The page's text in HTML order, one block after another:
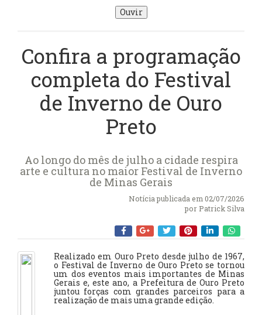
Ouvir
Confira a programação
completa do Festival
de Inverno de Ouro
Preto
Ao longo do mês de julho a cidade respira
arte e cultura no maior Festival de Inverno
de Minas Gerais
Notícia publicada em 02/07/2026
porPatrick Silva
Realizado em Ouro Preto desde julho de 1967,
o Festival de Inverno de Ouro Preto se tornou
um dos eventos mais importantes de Minas
Gerais e, este ano, a Prefeitura de Ouro Preto
juntou forças com grandes parceiros para a
realização de mais uma grande edição.